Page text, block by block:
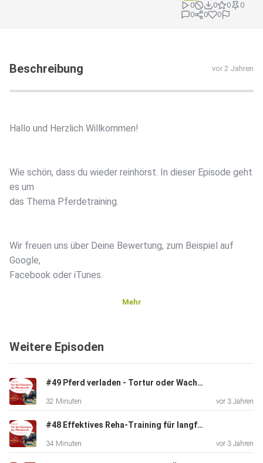
0 0 0
0
0
0 0
Beschreibung vor 2 Jahren
Hallo und Herzlich Willkommen!
Wie schön, dass du wieder reinhörst. In dieser Episode geht
es um
das Thema Pferdetraining.
Wir freuen uns über Deine Bewertung, zum Beispiel auf
Google,
Facebook oder iTunes.
************************************
Mehr
Weitere Episoden
#49 Pferd verladen - Tortur oder Wachstumsmöglichkeit & feines Miteinander? Interview mit Stefanie Schulz-Pedersen
32 Minuten vor 3 Jahren
#48 Effektives Reha-Training für langfristige Gesundheit - was Pferdebesitzer beachten sollten. Interview mit Dr. Melanie Kruse
34 Minuten vor 3 Jahren